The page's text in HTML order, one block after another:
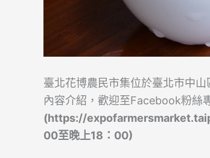
臺北花博農民市集位於臺北市中
內容介紹，歡迎至Facebook粉絲
(https://
00至晚上18：00)